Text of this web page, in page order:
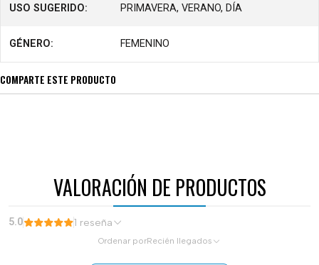
USO SUGERIDO: PRIMAVERA, VERANO, DÍA
GÉNERO: FEMENINO
COMPARTE ESTE PRODUCTO
VALORACIÓN DE PRODUCTOS
5.0 1 reseña
Ordenar porRecién llegados